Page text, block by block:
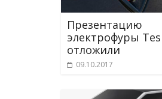
Презентацию
электрофуры
отложили
09.10.2017